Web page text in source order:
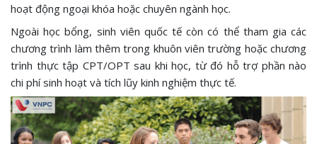
hoạt động ngoại khóa hoặc chuyên ngành học.
Ngoài học bổng, sinh viên quốc tế còn có thể tham gia các
chương trình làm thêm trong khuôn viên trường hoặc chương
trình thực tập CPT/OPT sau khi học, từ đó hỗ trợ phần nào
chi phí sinh hoạt và tích lũy kinh nghiệm thực tế.